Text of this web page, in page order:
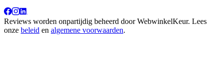
Reviews worden onpartijdig beheerd doorWebwinkelKeur. Lees
onze beleid en algemene voorwaarden.